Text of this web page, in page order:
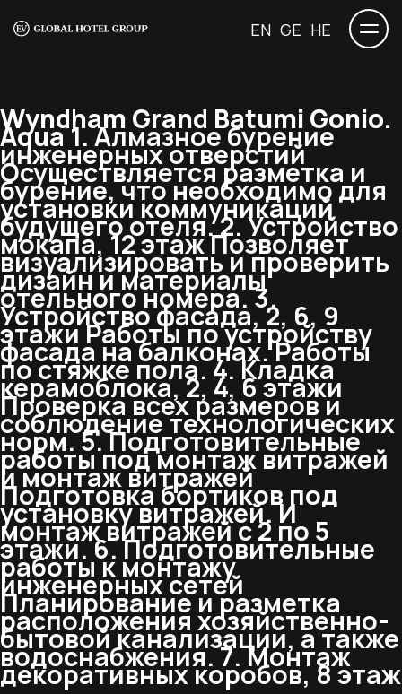
EN GE HE
Wyndham Grand Batumi Gonio.
Aqua1. Алмазное бурение
инженерных отверстий
Осуществляется разметка и
бурение, что необходимо для
установки коммуникаций
будущего отеля. 2. Устройство
мокапа, 12 этаж Позволяет
визуализировать и проверить
дизайн и материалы
отельного номера. 3.
Устройство фасада, 2, 6, 9
этажи Работы по устройству
фасада на балконах. Работы
по стяжке пола. 4. Кладка
керамоблока, 2, 4, 6 этажи
Проверка всех размеров и
соблюдение технологических
норм. 5. Подготовительные
работы под монтаж витражей
и монтаж витражей
Подготовка бортиков под
установку витражей. И
монтаж витражей с 2 по 5
этажи. 6. Подготовительные
работы к монтажу
инженерных сетей
Планирование и разметка
расположения хозяйственно-
бытовой канализации, а также
водоснабжения. 7. Монтаж
декоративных коробов, 8 этаж